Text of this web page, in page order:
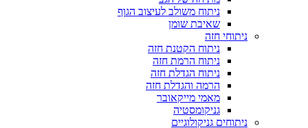
ניתוח משולב לעיצוב הגוף
שאיבת שומן
ניתוח הקטנת חזה
ניתוח הרמת חזה
ניתוח הגדלת חזה
הרמה והגדלת חזה
מאמי מייקאובר
ניתוחים גניקולוגיים